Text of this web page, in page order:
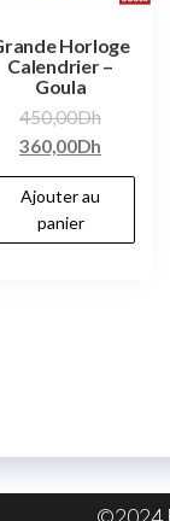
Horloge
Calendrier –
Goula
450,00Dh
360,00Dh
Ajouter au
panier